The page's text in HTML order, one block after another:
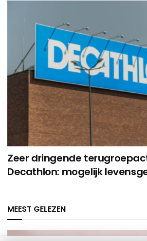
Zeer dringende
Decathlon: mogelijk
MEEST GELEZEN